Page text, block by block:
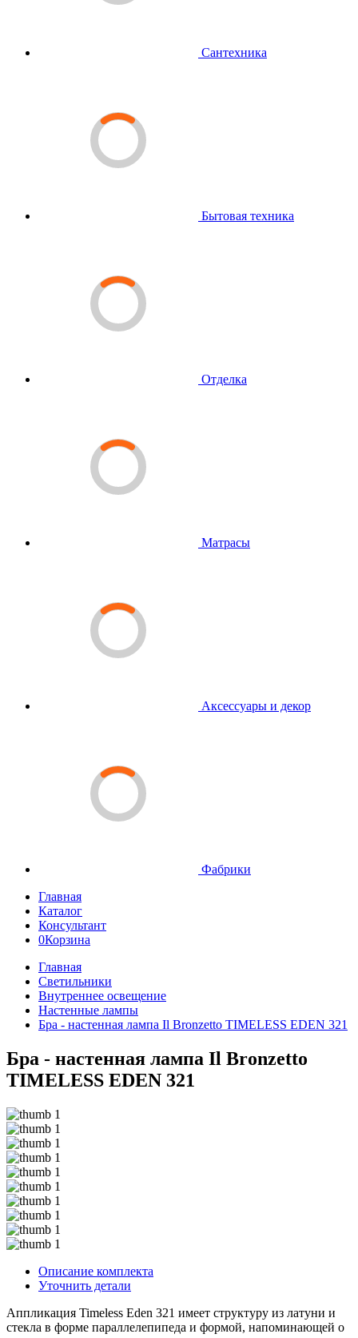
Сантехника
Бытовая техника
Отделка
Матрасы
Аксессуары и декор
Фабрики
Главная
Каталог
Консультант
0Корзина
Главная
Светильники
Внутреннее освещение
Hастенные лампы
Бра - настенная лампа Il Bronzetto TIMELESS EDEN 321
Бра - настенная лампа Il Bronzetto
TIMELESS EDEN 321
Описание комплекта
Уточнить детали
Аппликация Timeless Eden 321 имеет структуру из латуни и
стекла в форме параллелепипеда и формой, напоминающей о